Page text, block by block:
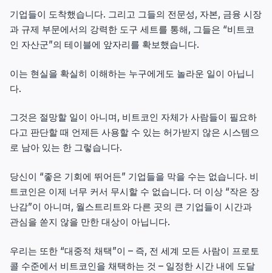
기업들이 도착했습니다. 그리고 그들의 전문성, 자본, 금융 시장
과 규제 부문에서의 강력한 도구 세트를 통해, 그들은 “비트코
인 자산군”의 테이블에 앞자리를 확보했습니다.
이는 현실을 확실히 이해하는 누구에게도 놀라운 일이 아닙니
다.
그것은 절망할 일이 아니며, 비트코인 자체가 사람들이 필요하
다고 판단할 때 언제든 사용할 수 있는 허가받지 않은 시스템으
로 남아 있는 한 그렇습니다.
당신이 “좋은 기회에 뛰어든” 기업들을 막을 수는 없습니다. 비
트코인은 이제 너무 커서 무시할 수 없습니다. 더 이상 “작은 장
난감”이 아니며, 월스트리트와 다른 곳의 큰 기업들이 시간과
관심을 쏟지 않을 만한 대상이 아닙니다.
우리는 또한 “대중적 채택”이 – 즉, 전 세계 모든 사람이 프로토
콜 수준에서 비트코인을 채택하는 것 – 일정한 시간 내에 도달